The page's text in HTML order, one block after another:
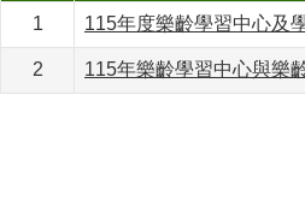
1 115年度樂齡學習中心及
2 115年樂齡學習中心與樂